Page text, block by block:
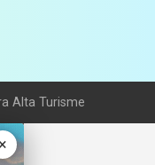
Alta Turisme
×